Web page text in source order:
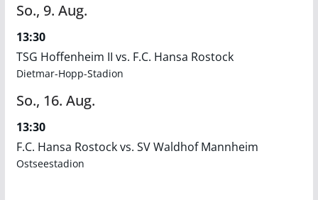
So., 9. Aug.
13:30
TSG Hoffenheim II vs. F.C. Hansa Rostock
Dietmar-Hopp-Stadion
So., 16. Aug.
13:30
F.C. Hansa Rostock vs. SV Waldhof Mannheim
Ostseestadion